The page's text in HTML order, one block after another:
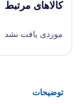
کالاهای مرتبط
موردی یافت نشد
توضیحات